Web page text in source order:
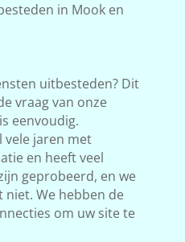
in Mook en
uitbesteden? Dit
vraag van onze
eenvoudig.
vele jaren met
en heeft veel
geprobeerd, en we
niet. We hebben de
om uw site te